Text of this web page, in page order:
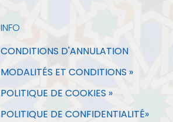
INFO
CONDITIONS D'ANNULATION
MODALITÉS ET CONDITIONS »
POLITIQUE DE COOKIES »
POLITIQUE DE CONFIDENTIALITÉ»